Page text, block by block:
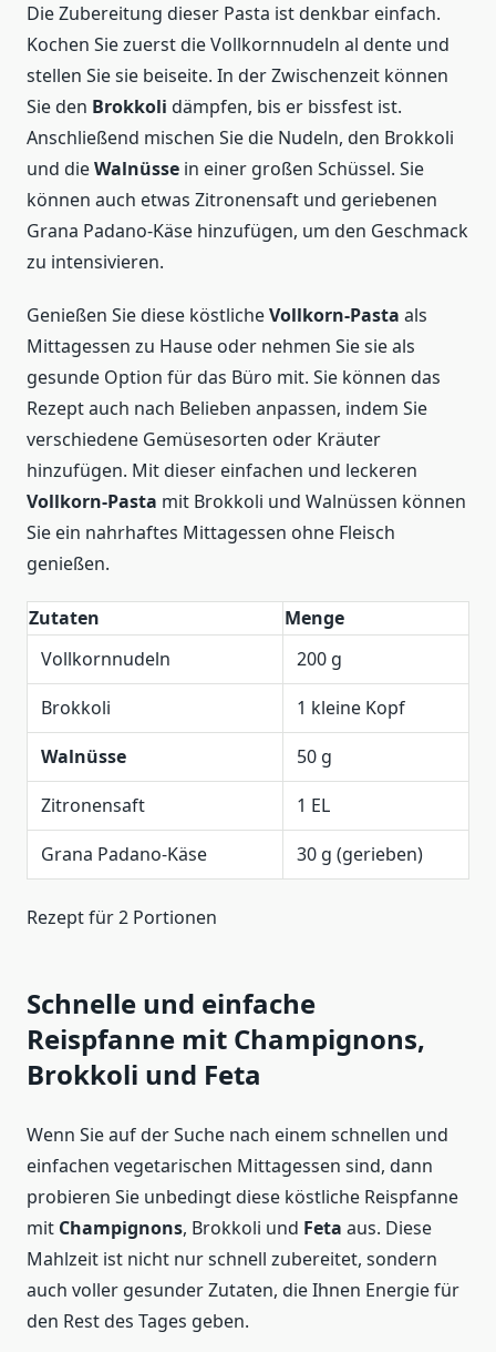
Die Zubereitung dieser Pasta ist denkbar einfach.
Kochen Sie zuerst die Vollkornnudeln al dente und
stellen Sie sie beiseite. In der Zwischenzeit können
Sie den Brokkoli dämpfen, bis er bissfest ist.
Anschließend mischen Sie die Nudeln, den Brokkoli
und dieWalnüsse in einer großen Schüssel. Sie
können auch etwas Zitronensaft und geriebenen
Grana Padano-Käse hinzufügen, um den Geschmack
zu intensivieren.
Genießen Sie diese köstlicheVollkorn-Pasta als
Mittagessen zu Hause oder nehmen Sie sie als
gesunde Option für das Büro mit. Sie können das
Rezept auch nach Belieben anpassen, indem Sie
verschiedene Gemüsesorten oder Kräuter
hinzufügen. Mit dieser einfachen und leckeren
Vollkorn-Pasta mit Brokkoli und Walnüssen können
Sie ein nahrhaftes Mittagessen ohne Fleisch
genießen.
Zutaten
Menge
Vollkornnudeln
200 g
Brokkoli
1 kleine Kopf
Walnüsse
50 g
Zitronensaft
1 EL
Grana Padano-Käse
30 g (gerieben)
Rezept für 2 Portionen
Schnelle und einfache
Reispfanne mit Champignons,
Brokkoli und Feta
Wenn Sie auf der Suche nach einem schnellen und
einfachen vegetarischen Mittagessen sind, dann
probieren Sie unbedingt diese köstliche Reispfanne
mit Champignons, Brokkoli und Feta aus. Diese
Mahlzeit ist nicht nur schnell zubereitet, sondern
auch voller gesunder Zutaten, die Ihnen Energie für
den Rest des Tages geben.